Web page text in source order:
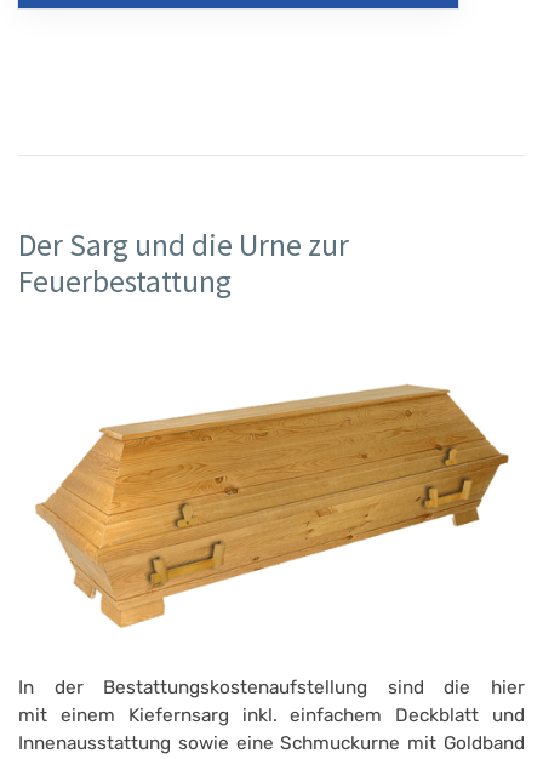
Der Sarg und die Urne zur
Feuerbestattung
In der Bestattungskostenaufstellung sind die hier
mit einem Kiefernsarg inkl. einfachem Deckblatt und
Innenausstattung sowie eine Schmuckurne mit Goldband